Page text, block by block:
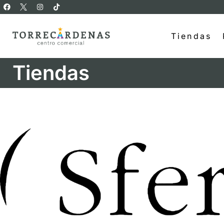
Tiendas
Tiendas